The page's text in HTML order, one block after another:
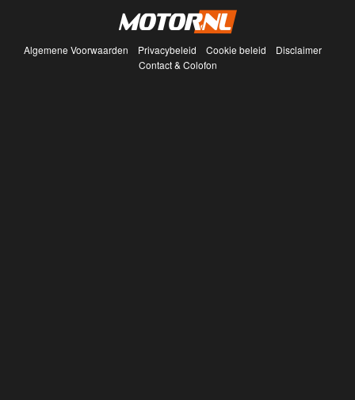
Algemene Voorwaarden Privacybeleid Cookie beleid
Disclaimer
Contact & Colofon